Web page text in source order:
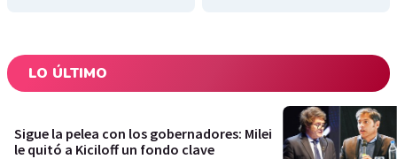
LO ÚLTIMO
Sigue la pelea con los gobernadores: Milei
le quitó a Kiciloff un fondo clave